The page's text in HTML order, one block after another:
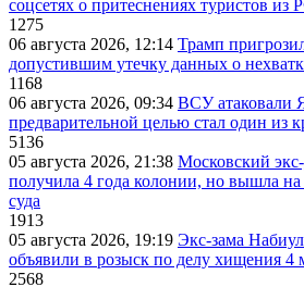
соцсетях о притеснениях туристов из
1275
06 августа 2026, 12:14 Трамп
допустившим утечку данных о
1168
06 августа 2026, 09:34 ВСУ атаковали
предварительной целью стал один
5136
05 августа 2026, 21:38 Московский
получила 4 года колонии, но вышла на
суда
1913
05 августа 2026, 19:19 Экс-зама
объявили в розыск по делу хищения 4
2568